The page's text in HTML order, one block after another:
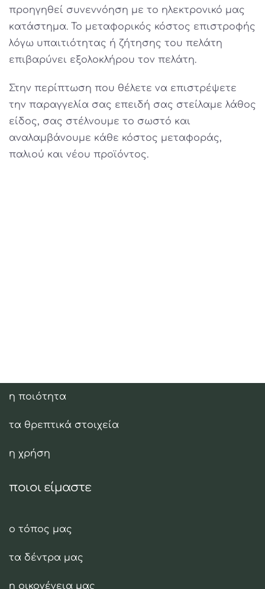
προηγηθεί συνεννόηση με το ηλεκτρονικό μας
κατάστημα. Το μεταφορικός κόστος επιστροφής
λόγω υπαιτιότητας ή ζήτησης του πελάτη
επιβαρύνει εξολοκλήρου τον πελάτη.
Στην περίπτωση που θέλετε να επιστρέψετε
την παραγγελία σας επειδή σας στείλαμε λάθος
είδος, σας στέλνουμε το σωστό και
αναλαμβάνουμε κάθε κόστος μεταφοράς,
παλιού και νέου προϊόντος.
η ποιότητα
τα θρεπτικά στοιχεία
η χρήση
ποιοι είμαστε
ο τόπος μας
τα δέντρα μας
η οικογένεια μας